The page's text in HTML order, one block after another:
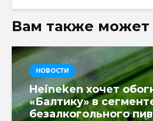
Вам также может
НОВОСТИ
Heineken хочет
«Балтику» в
безалкогольного